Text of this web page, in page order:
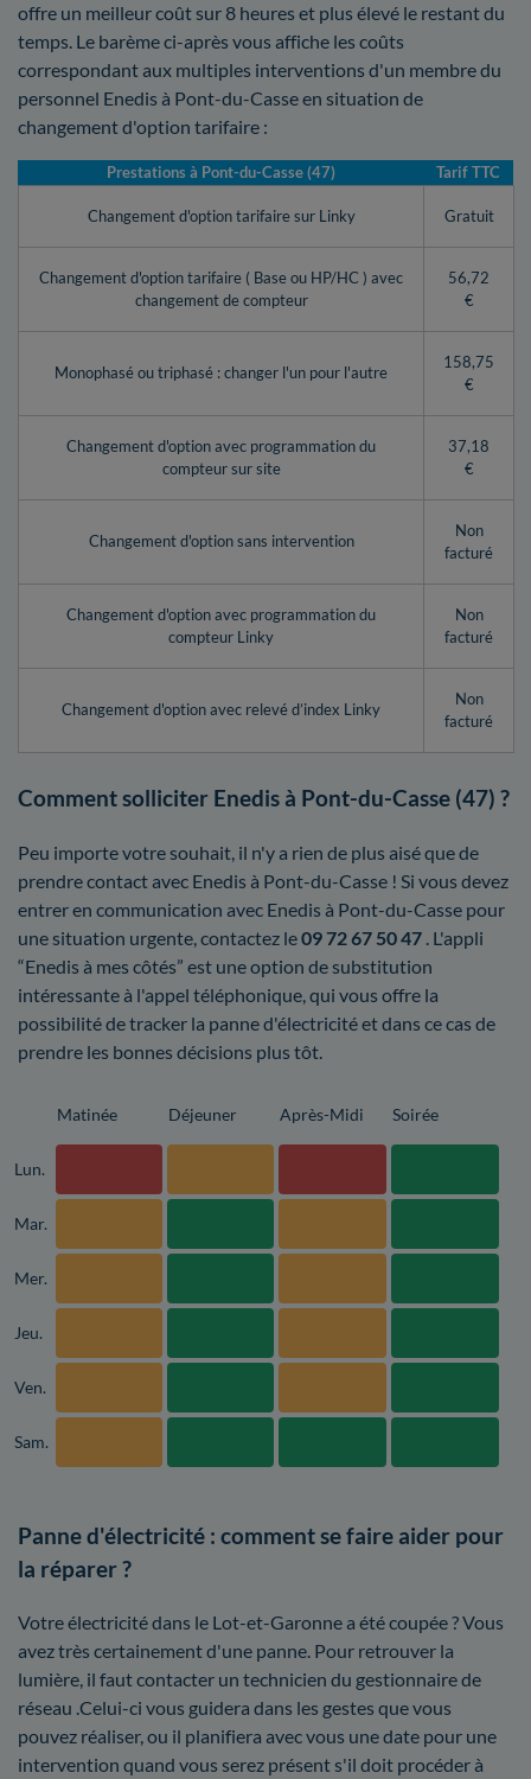
offre un meilleur coût sur 8 heures et plus élevé le restant du
temps. Le barème ci-après vous affiche les coûts
correspondant aux multiples interventions d'un membre du
personnel Enedis à Pont-du-Casse en situation de
changement d'option tarifaire :
Prestations à Pont-du-Casse (47) Tarif TTC
Changement d'option tarifaire sur Linky Gratuit
Changement d'option tarifaire ( Base ou HP/HC ) avec
changement de compteur
56,72
€
Monophasé ou triphasé : changer l'un pour l'autre
158,75
€
Changement d'option avec programmation du
compteur sur site
37,18
€
Changement d'option sans intervention
Non
facturé
Changement d'option avec programmation du
compteur Linky
Non
facturé
Changement d'option avec relevé d’index Linky
Non
facturé
Comment solliciter Enedis à Pont-du-Casse (47) ?
Peu importe votre souhait, il n'y a rien de plus aisé que de
prendre contact avec Enedis à Pont-du-Casse ! Si vous devez
entrer en communication avec Enedis à Pont-du-Casse pour
une situation urgente, contactez le09 72 67 50 47 . L'appli
“Enedis à mes côtés” est une option de substitution
intéressante à l'appel téléphonique, qui vous offre la
possibilité de tracker la panne d'électricité et dans ce cas de
prendre les bonnes décisions plus tôt.
Matinée Déjeuner Après-Midi Soirée
Lun.
Mar.
Mer.
Jeu.
Ven.
Sam.
Panne d'électricité : comment se faire aider pour
la réparer ?
Votre électricité dans le Lot-et-Garonne a été coupée ? Vous
avez très certainement d'une panne. Pour retrouver la
lumière, il faut contacter un technicien du gestionnaire de
réseau .Celui-ci vous guidera dans les gestes que vous
pouvez réaliser, ou il planifiera avec vous une date pour une
intervention quand vous serez présent s'il doit procéder à